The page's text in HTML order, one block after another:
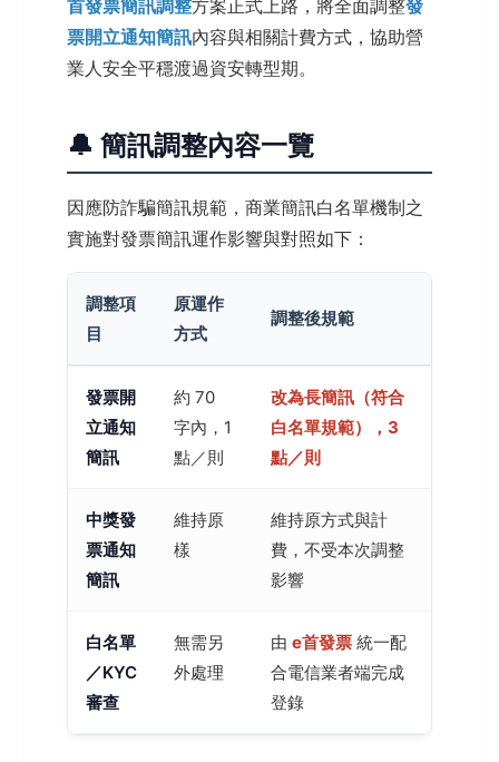
首發票簡訊調整方案正式上路，將全面調整發
票開立通知簡訊內容與相關計費方式，協助營
業人安全平穩渡過資安轉型期。
🔔 簡訊調整內容一覽
因應防詐騙簡訊規範，商業簡訊白名單機制之
實施對發票簡訊運作影響與對照如下：
調整項
目
原運作
方式
調整後規範
發票開
立通知
簡訊
約 70
字內，1
點／則
改為長簡訊（符合
白名單規範），3
點／則
中獎發
票通知
簡訊
維持原
樣
維持原方式與計
費，不受本次調整
影響
白名單
／KYC
審查
無需另
外處理
由 e首發票 統一配
合電信業者端完成
登錄